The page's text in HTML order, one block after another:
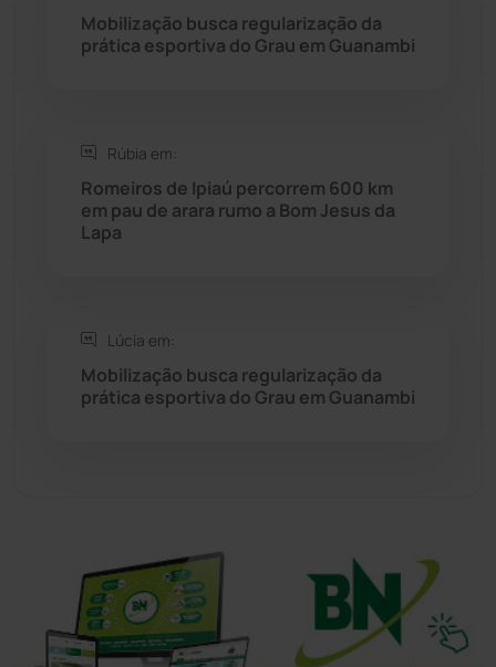
Seabra
Sudoeste Baiano (1530)
Tecnologia
Mobilização busca regularização da
prática esportiva do Grau em Guanambi
Rúbia em:
Romeiros de Ipiaú percorrem 600 km
em pau de arara rumo a Bom Jesus da
Lapa
Lúcia em:
Mobilização busca regularização da
prática esportiva do Grau em Guanambi